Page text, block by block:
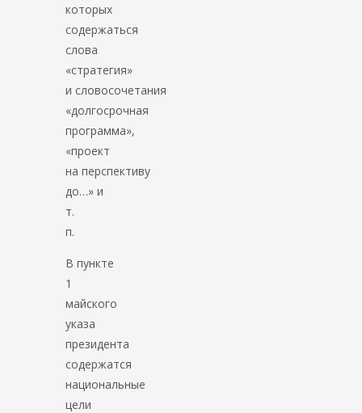
которых
содержаться
слова
«стратегия»
и словосочетания
«долгосрочная
программа»,
«проект
на перспективу
до…» и
т.
п.
В пункте
1
майского
указа
президента
содержатся
национальные
цели